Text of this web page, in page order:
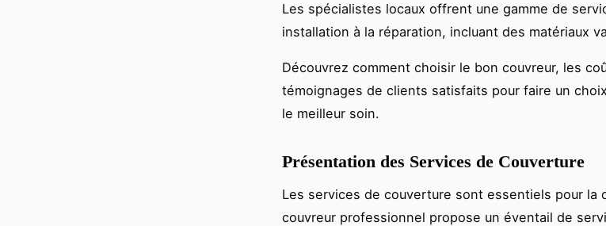
Les spécialistes locaux offrent une gamme de
installation à la réparation, incluant des matériaux
Découvrez comment choisir le bon couvreur, les
témoignages de clients satisfaits pour faire un
le meilleur soin.
Présentation des Services de Couverture
Les services de couverture sont essentiels pour la
couvreur professionnel propose un éventail de